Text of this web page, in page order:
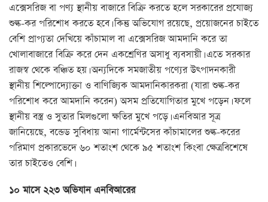
এক্সেসরিজ বা পণ্য স্থানীয় বাজারে বিক্রি করতে হলে সরকারের প্রযোজ্য
শুল্ক-কর পরিশোধ করতে হবে। কিন্তু অভিযোগ রয়েছে, প্রয়োজনের চাইতে
বেশি প্রাপ্যতা দেখিয়ে কাঁচামাল বা এক্সেসরিজ আমদানি করে তা
খোলাবাজারে বিক্রি করে দেন একশ্রেণির অসাধু ব্যবসায়ী। এতে সরকার
রাজস্ব থেকে বঞ্চিত হয়। অন্যদিকে সমজাতীয় পণ্যের উত্পাদনকারী
স্থানীয় শিল্পোদ্যোক্তা ও বাণিজ্যিক আমদানিকারকরা (যারা শুল্ক-কর
পরিশোধ করে আমদানি করেন) অসম প্রতিযোগিতার মুখে পড়েন। ফলে
স্থানীয় বস্ত্র ও সুতার মিলগুলো ক্ষতির মুখে পড়ে। এনবিআর সূত্র
জানিয়েছে, বন্ডেড সুবিধায় আনা গার্মেন্টসের কাঁচামালের শুল্ক-করের
পরিমাণ প্রকারভেদে ৬০ শতাংশ থেকে ৯৫ শতাংশ কিংবা ক্ষেত্রবিশেষে
তার চাইতেও বেশি।
১০ মাসে ২২৩ অভিযান এনবিআরের